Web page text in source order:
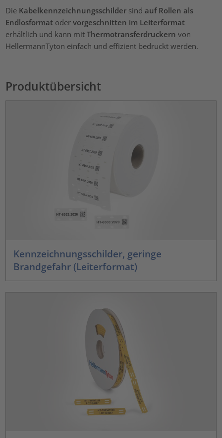
Die Kabelkennzeichnungsschilder sind auf Rollen als
Endlosformat odervorgeschnitten im Leiterformat
erhältlich und kann mitThermotransferdruckernvon
HellermannTyton einfach und effizient bedruckt werden.
Produktübersicht
Kennzeichnungsschilder, geringe
Brandgefahr (Leiterformat)